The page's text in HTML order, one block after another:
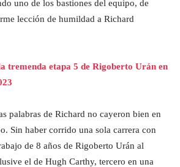
uno de los bastiones del equipo, de
lección de humildad a Richard
tremenda etapa 5 de Rigoberto Urán en
palabras de Richard no cayeron bien en
Sin haber corrido una sola carrera con
de 8 años de Rigoberto Urán al
el de Hugh Carthy, tercero en una